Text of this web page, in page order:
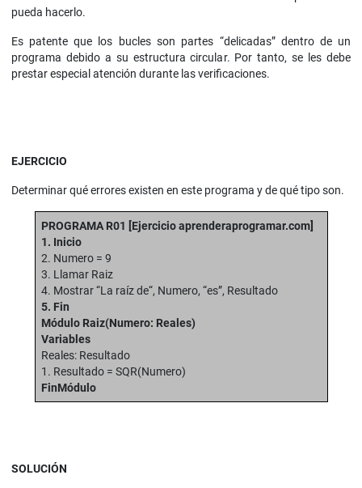
pueda hacerlo.
Es patente que los bucles son partes “delicadas” dentro de un
programa debido a su estructura circular. Por tanto, se les debe
prestar especial atención durante las verificaciones.
EJERCICIO
Determinar qué errores existen en este programa y de qué tipo son.
PROGRAMA R01 [Ejercicio aprenderaprogramar.com]
1. Inicio
2. Numero = 9
3. Llamar Raiz
4. Mostrar “La raíz de“, Numero, “es”, Resultado
5. Fin
Módulo Raiz(Numero: Reales)
Variables
Reales: Resultado
1. Resultado = SQR(Numero)
FinMódulo
SOLUCIÓN